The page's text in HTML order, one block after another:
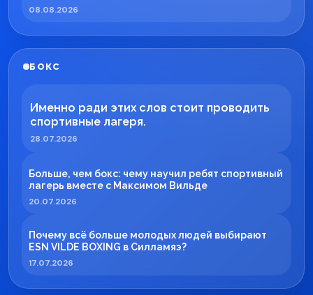
08.08.2026
БОКС
Именно ради этих слов стоит проводить
спортивные лагеря.
28.07.2026
Больше, чем бокс: чему научил ребят спортивный
лагерь вместе с Максимом Вильде
20.07.2026
Почему всё больше молодых людей выбирают
ESN VILDE BOXING в Силламяэ?
17.07.2026